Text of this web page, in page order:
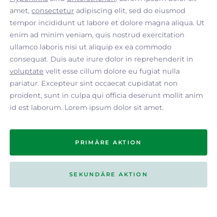
amet, consectetur adipiscing elit, sed do eiusmod
tempor incididunt ut labore et dolore magna aliqua. Ut
enim ad minim veniam, quis nostrud exercitation
ullamco laboris nisi ut aliquip ex ea commodo
consequat. Duis aute irure dolor in reprehenderit in
voluptate velit esse cillum dolore eu fugiat nulla
pariatur. Excepteur sint occaecat cupidatat non
proident, sunt in culpa qui officia deserunt mollit anim
id est laborum. Lorem ipsum dolor sit amet.
PRIMÄRE AKTION
SEKUNDÄRE AKTION